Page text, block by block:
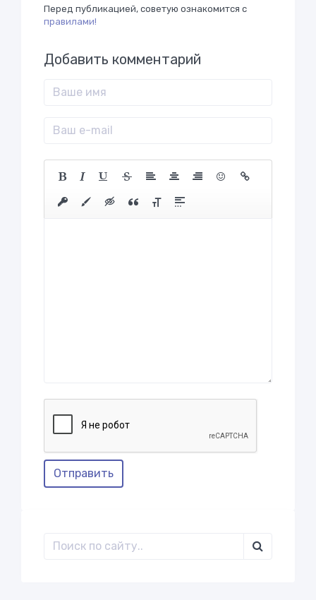
Перед публикацией, советую ознакомится с
правилами!
Добавить комментарий
Отправить